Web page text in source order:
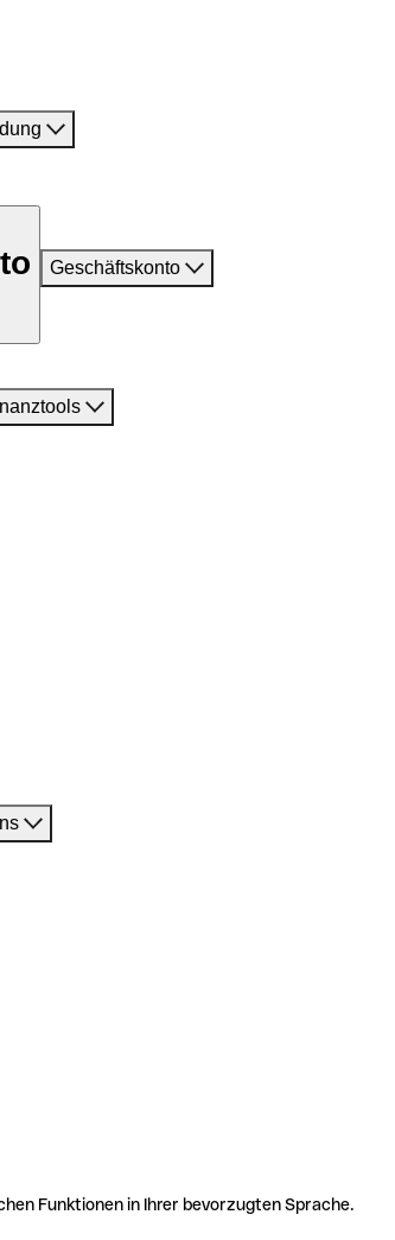
Geschäftskonto
Funktionen in Ihrer bevorzugten Sprache.